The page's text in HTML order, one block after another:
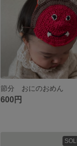
節分 おにのおめん
600円